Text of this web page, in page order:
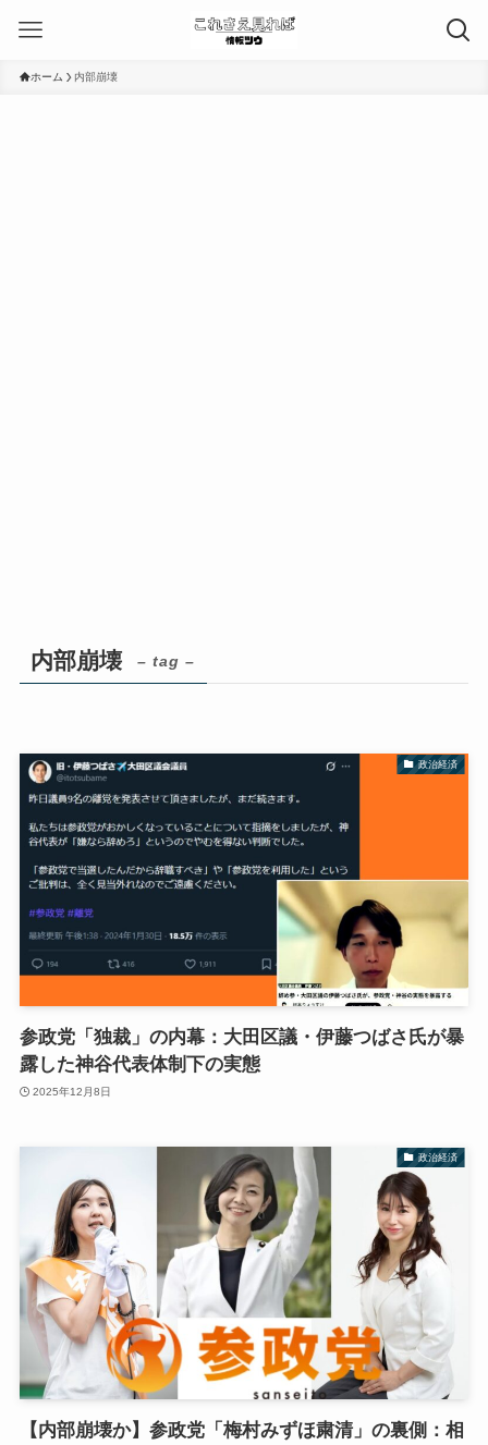
ホーム 内部崩壊
内部崩壊 – tag –
政治経済
参政党「独裁」の内幕：大田区議・伊藤つばさ氏が暴
露した神谷代表体制下の実態
2025年12月8日
政治経済
【内部崩壊か】参政党「梅村みずほ粛清」の裏側：相